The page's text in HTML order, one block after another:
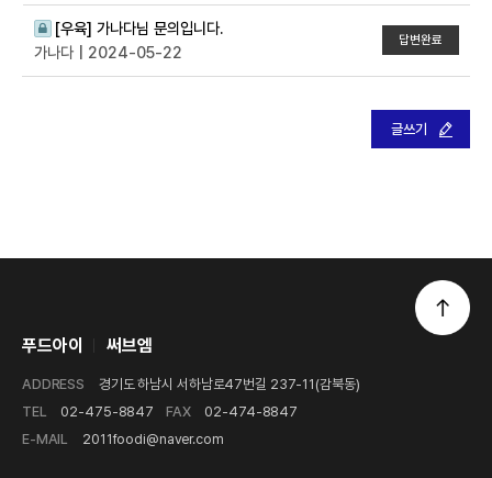
[우육] 가나다님 문의입니다.
가나다 | 2024-05-22
답변완료
글쓰기
푸드아이 써브엠
ADDRESS
경기도 하남시 서하남로47번길 237-11(감북동)
TEL
02-475-8847 FAX
02-474-8847
E-MAIL
2011foodi@naver.com